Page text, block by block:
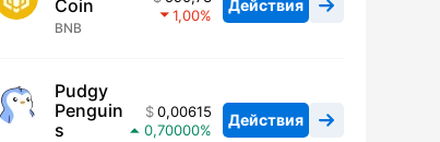
Coin
BNB
1,00
Действия
Pudgy
Penguin
s
0,00615
0,70000
Действия